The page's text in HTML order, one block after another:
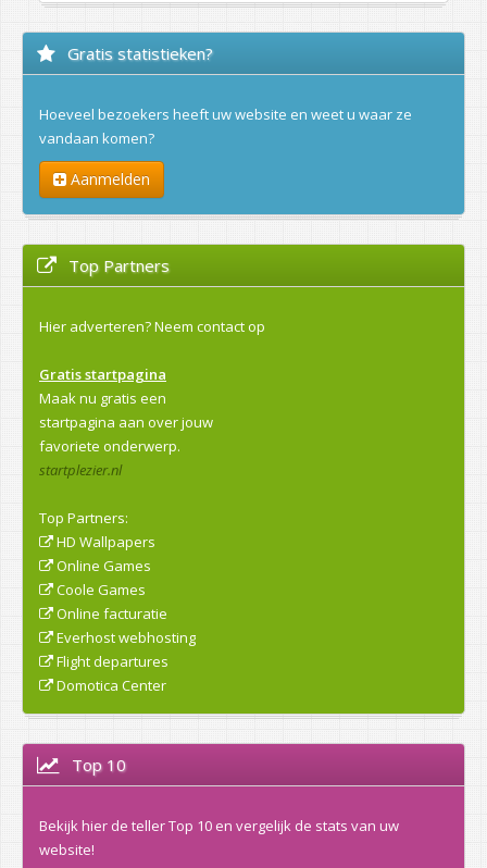
Gratis statistieken?
Hoeveel bezoekers heeft uw website en weet u waar ze
vandaan komen?
Aanmelden
Top Partners
Hier adverteren?Neem contact op
Gratis startpagina
Maak nu gratis een
startpagina aan over jouw
favoriete onderwerp.
startplezier.nl
Top Partners:
HD Wallpapers
Online Games
Coole Games
Online facturatie
Everhost webhosting
Flight departures
Domotica Center
Top 10
Bekijk hier de teller Top 10 en vergelijk de stats van uw
website!